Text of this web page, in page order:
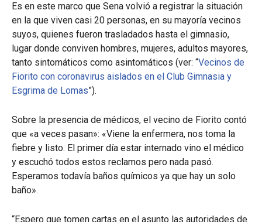
Es en este marco que Sena volvió a registrar la situación
en la que viven casi 20 personas, en su mayoría vecinos
suyos, quienes fueron trasladados hasta el gimnasio,
lugar donde conviven hombres, mujeres, adultos mayores,
tanto sintomáticos como asintomáticos (ver: “Vecinos de
Fiorito con coronavirus aislados en el Club Gimnasia y
Esgrima de Lomas”).
Sobre la presencia de médicos, el vecino de Fiorito contó
que «a veces pasan»: «Viene la enfermera, nos toma la
fiebre y listo. El primer día estar internado vino el médico
y escuchó todos estos reclamos pero nada pasó.
Esperamos todavía baños químicos ya que hay un solo
baño».
“Espero que tomen cartas en el asunto las autoridades de